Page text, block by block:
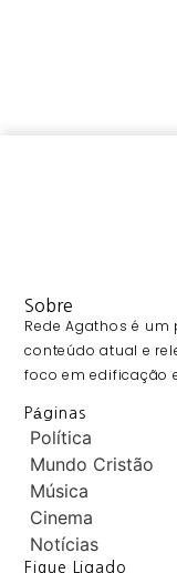
Sobre
Rede Agathos é
conteúdo atual e
foco em edificação
Páginas
Política
Mundo Cristão
Música
Cinema
Notícias
Fique Ligado